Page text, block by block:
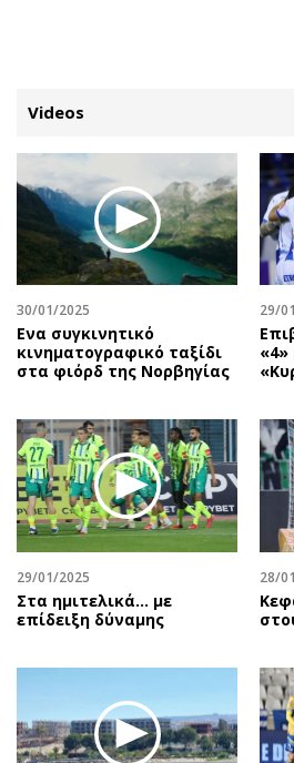
ΚΑΤΗΓΟΡΙΕΣ ΣΥΝΔΕΣΗ
Κύπρος
Παιδεία
Υγεία
Πολιτική
Βουλευτικές 2026
Προεδρικές 2023
Δημοσκοπήσεις
Διπλωματία
Αθλητισμός
Κύπρος
Ελλάδα
Διεθνή
Οικονομία
Real Estate
Videos
30/01/2025
Ενα συγκινητικό
κινηματογραφικό ταξίδι
στα φιόρδ της Νορβηγίας
29/
«4»
29/01/2025
Στα ημιτελικά... με
επίδειξη δύναμης
28/